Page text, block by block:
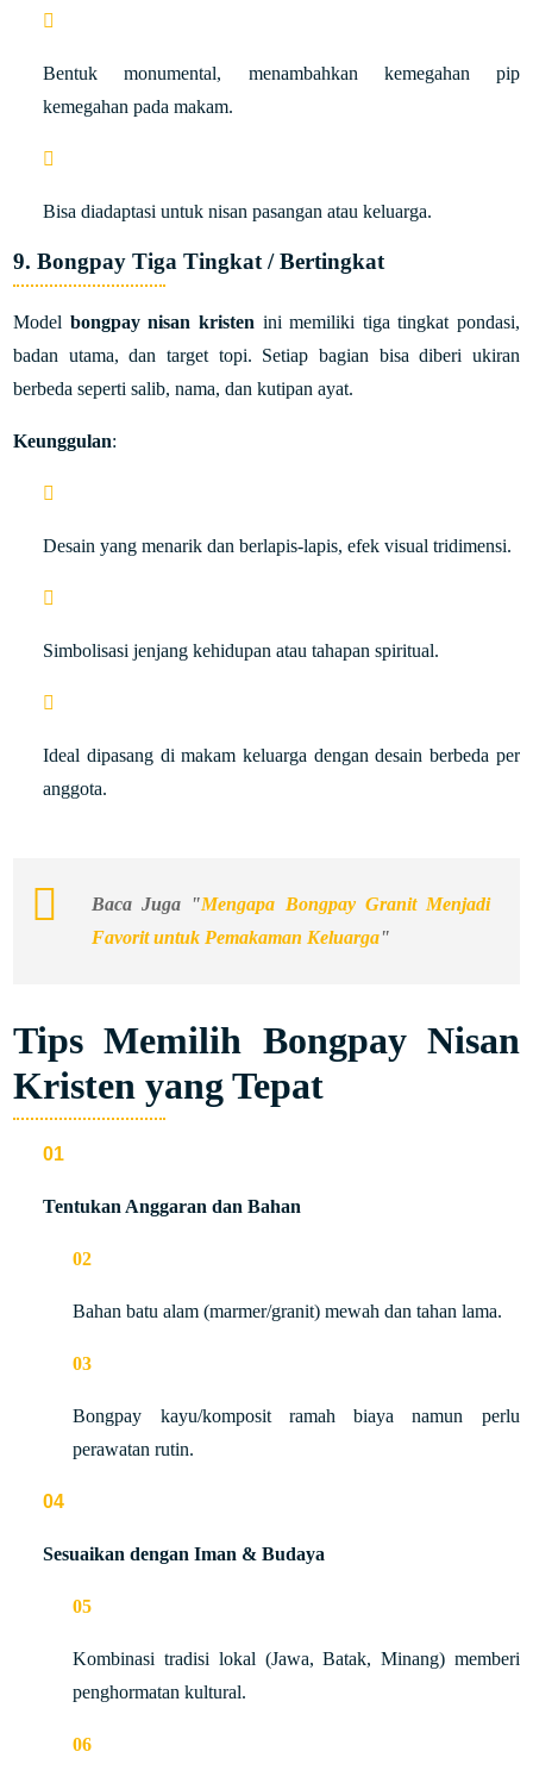
Bentuk monumental, menambahkan kemegahan pip
kemegahan pada makam.
Bisa diadaptasi untuk nisan pasangan atau keluarga.
9. Bongpay Tiga Tingkat / Bertingkat
Model bongpay nisan kristen ini memiliki tiga tingkat pondasi,
badan utama, dan target topi. Setiap bagian bisa diberi ukiran
berbeda seperti salib, nama, dan kutipan ayat.
Keunggulan:
Desain yang menarik dan berlapis-lapis, efek visual tridimensi.
Simbolisasi jenjang kehidupan atau tahapan spiritual.
Ideal dipasang di makam keluarga dengan desain berbeda per
anggota.
Baca Juga "Mengapa Bongpay Granit Menjadi
Favorit untuk Pemakaman Keluarga"
Tips Memilih Bongpay Nisan
Kristen yang Tepat
Tentukan Anggaran dan Bahan
Bahan batu alam (marmer/granit) mewah dan tahan lama.
Bongpay kayu/komposit ramah biaya namun perlu
perawatan rutin.
Sesuaikan dengan Iman & Budaya
Kombinasi tradisi lokal (Jawa, Batak, Minang) memberi
penghormatan kultural.